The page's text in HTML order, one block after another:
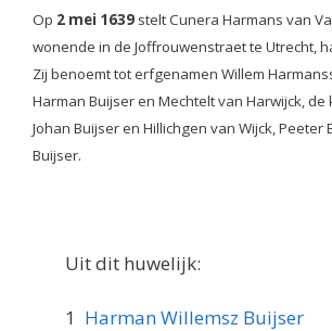
Op 2 mei 1639 stelt Cunera Harmans van
wonende in de Joffrouwenstraet te Utrecht,
Zij benoemt tot erfgenamen Willem
Harman Buijser en Mechtelt van Harwijck, de
Johan Buijser en Hillichgen van Wijck, Peeter
Buijser.
Uit dit huwelijk:
1 Harman Willemsz Buijser